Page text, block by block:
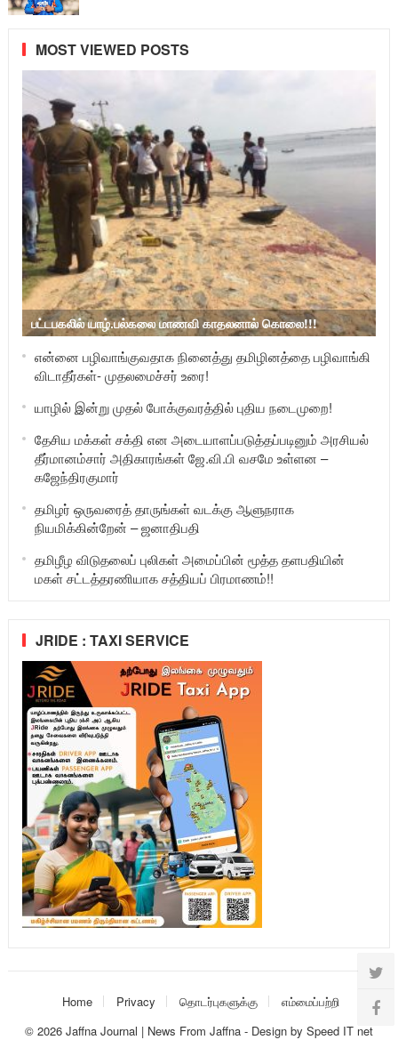
MOST VIEWED POSTS
பட்டபகலில் யாழ்.பல்கலை மாணவி காதலனால் கொலை!!!
என்னை பழிவாங்குவதாக நினைத்து தமிழினத்தை பழிவாங்கி
விடாதீர்கள்- முதலமைச்சர் உரை!
யாழில் இன்று முதல் போக்குவரத்தில் புதிய நடைமுறை!
தேசிய மக்கள் சக்தி என அடையாளப்படுத்தப்படினும் அரசியல்
தீர்மானம்சார் அதிகாரங்கள் ஜே.வி.பி வசமே உள்ளன –
கஜேந்திரகுமார்
தமிழர் ஒருவரைத் தாருங்கள் வடக்கு ஆளுநராக
நியமிக்கின்றேன் – ஜனாதிபதி
தமிழீழ விடுதலைப் புலிகள் அமைப்பின் மூத்த தளபதியின்
மகள் சட்டத்தரணியாக சத்தியப் பிரமாணம்!!
JRIDE : TAXI SERVICE
Home Privacy தொடர்புகளுக்கு
எம்மைப்பற்றி
© 2026 Jaffna Journal | News From Jaffna- Design by Speed IT net